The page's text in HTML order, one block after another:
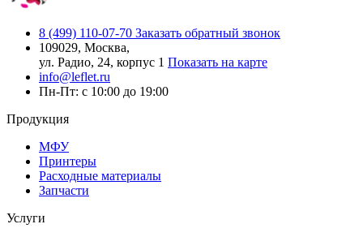
8 (499) 110-07-70 Заказать обратный звонок
109029, Москва,
ул. Радио, 24, корпус 1 Показать на карте
info@leflet.ru
Пн-Пт: с 10:00 до 19:00
Продукция
МФУ
Принтеры
Расходные материалы
Запчасти
Услуги